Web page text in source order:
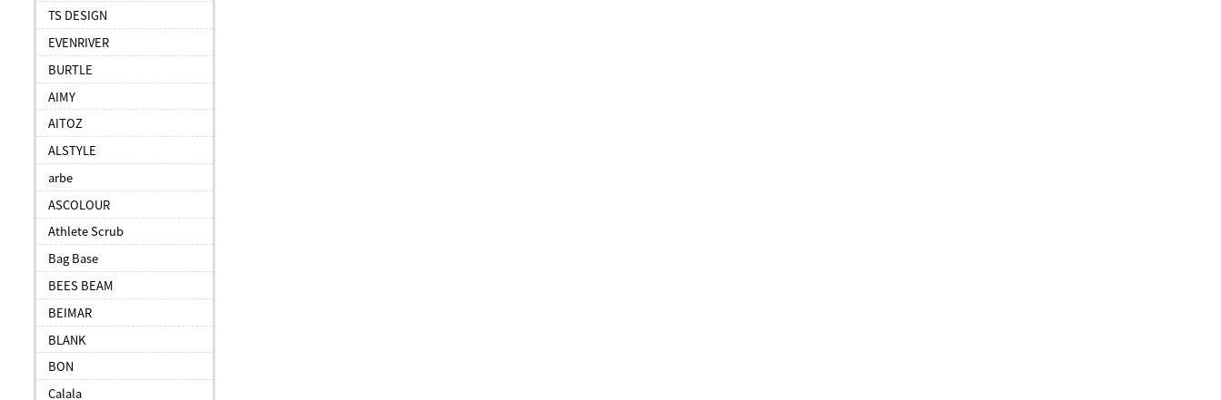
TS DESIGN
EVENRIVER
BURTLE
AIMY
AITOZ
ALSTYLE
arbe
ASCOLOUR
Athlete Scrub
Bag Base
BEES BEAM
BEIMAR
BLANK
BON
Calala